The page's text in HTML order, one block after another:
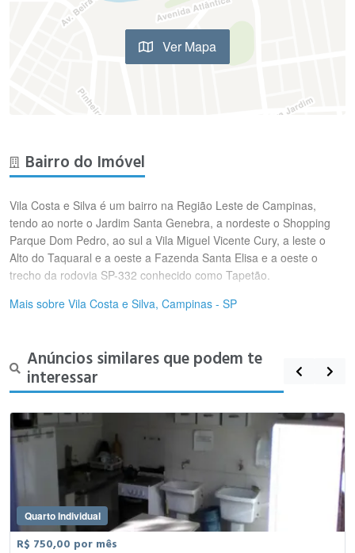
Ver Mapa
Bairro do Imóvel
Vila Costa e Silva é um bairro na Região Leste de Campinas,
tendo ao norte o Jardim Santa Genebra, a nordeste o Shopping
Parque Dom Pedro, ao sul a Vila Miguel Vicente Cury, a leste o
Alto do Taquaral e a oeste a Fazenda Santa Elisa e a oeste o
trecho da rodovia SP-332 conhecido como Tapetão.
Mais sobre Vila Costa e Silva, Campinas - SP
Anúncios similares que podem te
interessar
Quarto Individual
R$ 750,00 por mês